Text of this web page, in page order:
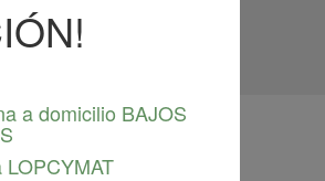
y Auditorías
a domicilio BAJOS